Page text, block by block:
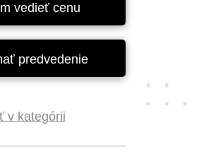
vedieť cenu
predvedenie
v kategórii